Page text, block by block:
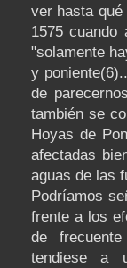
ver hasta qué
1575 cuando
"solamente
y
de
también se
Hoyas de
afectadas
aguas de las
Podríamos
frente a los
de
tendiese a